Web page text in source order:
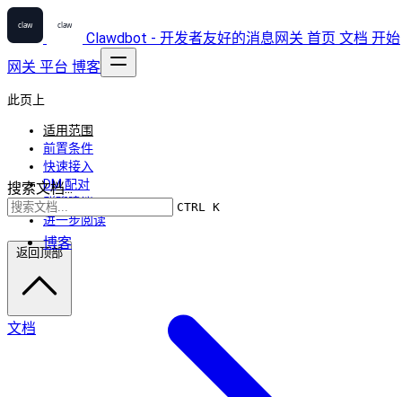
Clawdbot - 开发者友好的消息网关 首页 文档 开始
网关 平台 博客
搜索文档...
CTRL K
博客
此页上
适用范围
前置条件
快速接入
DM 配对
群聊建议
进一步阅读
返回顶部
文档